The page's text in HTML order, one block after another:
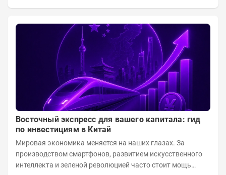
Восточный экспресс для вашего капитала: гид
по инвестициям в Китай
Мировая экономика меняется на наших глазах. За
производством смартфонов, развитием искусственного
интеллекта и зеленой революцией часто стоит мощь